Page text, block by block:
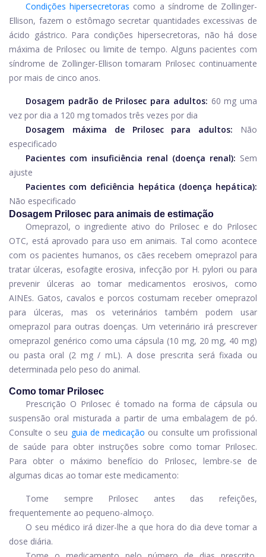
Condições hipersecretoras como a síndrome de Zollinger-
Ellison, fazem o estômago secretar quantidades excessivas de
ácido gástrico. Para condições hipersecretoras, não há dose
máxima de Prilosec ou limite de tempo. Alguns pacientes com
síndrome de Zollinger-Ellison tomaram Prilosec continuamente
por mais de cinco anos.
Dosagem padrão de Prilosec para adultos: 60 mg uma
vez por dia a 120 mg tomados três vezes por dia
Dosagem máxima de Prilosec para adultos:
Não
especificado
Pacientes com insuficiência renal (doença renal): Sem
ajuste
Pacientes com deficiência hepática (doença hepática):
Não especificado
Dosagem Prilosec para animais de estimação
Omeprazol, o ingrediente ativo do Prilosec e do Prilosec
OTC, está aprovado para uso em animais. Tal como acontece
com os pacientes humanos, os cães recebem omeprazol para
tratar úlceras, esofagite erosiva, infecção por H. pylori ou para
prevenir úlceras ao tomar medicamentos erosivos, como
AINEs. Gatos, cavalos e porcos costumam receber omeprazol
para úlceras, mas os veterinários também podem usar
omeprazol para outras doenças. Um veterinário irá prescrever
omeprazol genérico como uma cápsula (10 mg, 20 mg, 40 mg)
ou pasta oral (2 mg / mL). A dose prescrita será fixada ou
determinada pelo peso do animal.
Como tomar Prilosec
Prescrição O Prilosec é tomado na forma de cápsula ou
suspensão oral misturada a partir de uma embalagem de pó.
Consulte o seu guia de medicação ou consulte um profissional
de saúde para obter instruções sobre como tomar Prilosec.
Para obter o máximo benefício do Prilosec, lembre-se de
algumas dicas ao tomar este medicamento:
Tome sempre Prilosec antes das refeições,
frequentemente ao pequeno-almoço.
O seu médico irá dizer-lhe a que hora do dia deve tomar a
dose diária.